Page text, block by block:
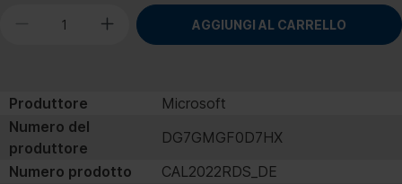
AGGIUNGI AL CARRELLO
Produttore
Microsoft
Numero del
produttore
DG7GMGF0D7HX
Numero prodotto
CAL2022RDS_DE